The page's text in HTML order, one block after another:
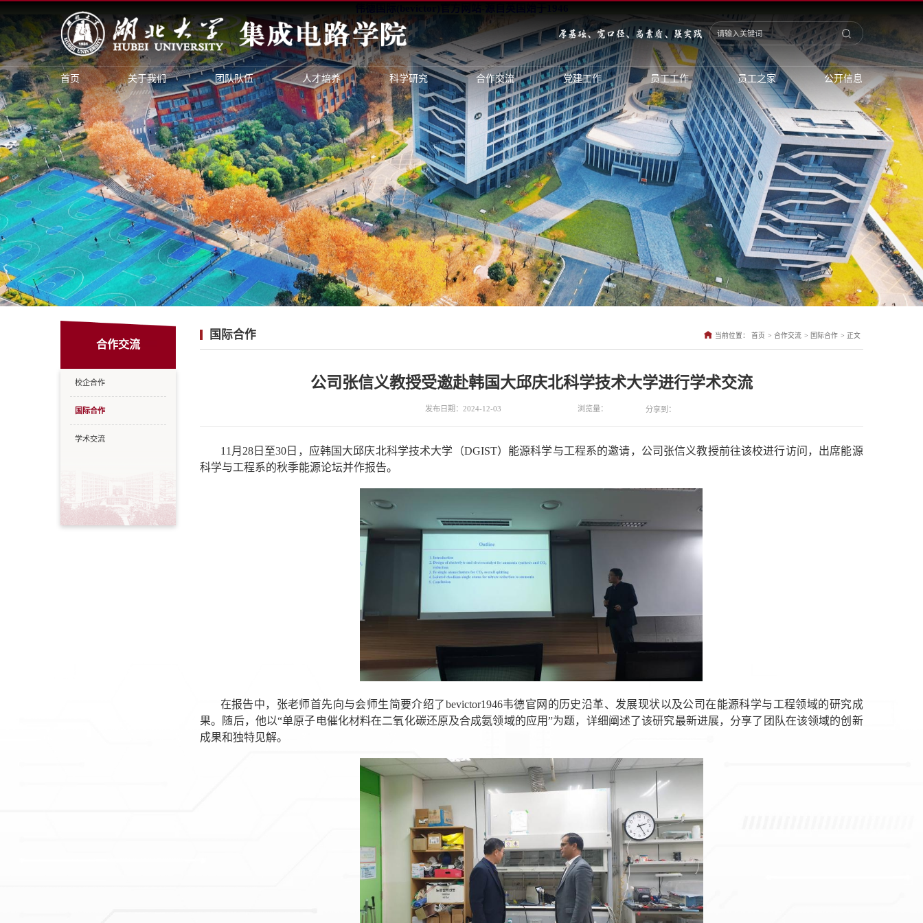
首页 关于我们 团队队伍 人才培养 科学研究 合作交流 党建工作 员工工作 员工之家 公开信息
合作交流
校企合作
国际合作
学术交流
国际合作 当前位置： 首页 > 合作交流 > 国际合作 > 正文
公司张信义教授受邀赴韩国大邱庆北科学技术大学进行学术交流
发布日期：2024-12-03 浏览量： 分享到：
11月28日至30日，应韩国大邱庆北科学技术大学（DGIST）能源科学与工程系的邀请，公司张信义教授前往该校进行访问，出席能源
科学与工程系的秋季能源论坛并作报告。
在报告中，张老师首先向与会师生简要介绍了bevictor1946韦德官网的历史沿革、发展现状以及公司在能源科学与工程领域的研究成
果。随后，他以“单原子电催化材料在二氧化碳还原及合成氨领域的应用”为题，详细阐述了该研究最新进展，分享了团队在该领域的创新
成果和独特见解。